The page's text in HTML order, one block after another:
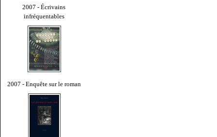
2007 - Écrivains
infréquentables
2007 - Enquête sur le roman